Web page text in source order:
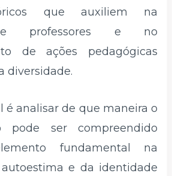
que auxiliem na
professores e no
de ações pedagógicas
diversidade.
é analisar de que maneira o
pode ser compreendido
fundamental na
e da identidade